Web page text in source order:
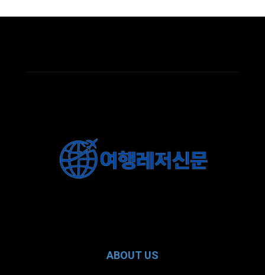
ABOUT US